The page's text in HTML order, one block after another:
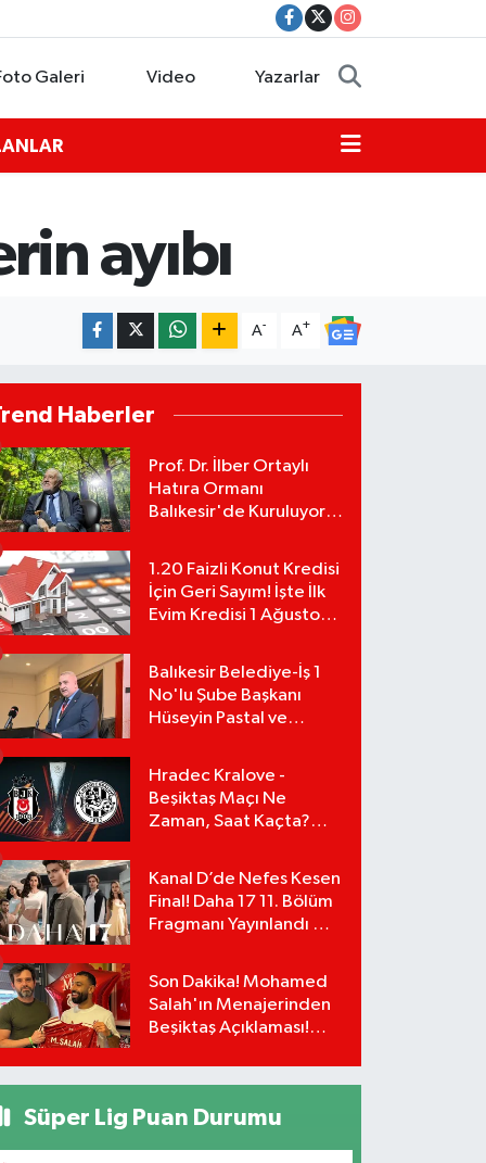
Galeri Video Yazarlar
ayıbı
A- A+
Haberler
Prof. Dr. İlber Ortaylı
Hatıra Ormanı
Balıkesir'de Kuruluyor!
1.20 Faizli Konut Kredisi
İçin Geri Sayım! İşte İlk
Evim Kredisi 1 Ağustos
Hesaplama Tablosu:
Balıkesir Belediye-İş 1
No'lu Şube Başkanı
Hüseyin Pastal ve
Hradec Kralove -
Beşiktaş Maçı Ne
Zaman, Saat Kaçta?
Detayları!
Kanal D’de Nefes Kesen
Final! Daha 17 11. Bölüm
Fragmanı Yayınlandı Mı?
Son Dakika! Mohamed
Salah'ın Menajerinden
Beşiktaş Açıklaması!
Süper Lig Puan Durumu